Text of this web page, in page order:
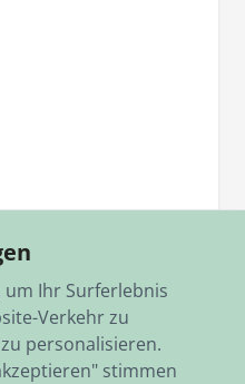
um Ihr Surferlebnis
Verkehr zu
personalisieren.
stimmen